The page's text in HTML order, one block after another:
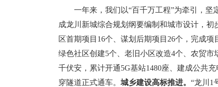
一年来，我们以“百千万工程”为牵引，坚
成龙川新城综合规划纲要编制和城市设计，
区首期项目16个、谋划后期项目26个，完成项
绿色社区创建5个、老旧小区改造4个、农贸
千伏安，累计开通5G基站1480座、建成公共
穿隧道正式通车。 城乡建设高标推进。 “龙川1